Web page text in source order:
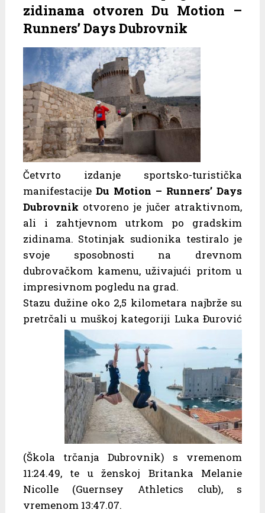
zidinama otvoren Du Motion –
Runners’ Days Dubrovnik
Četvrto izdanje sportsko-turistička
manifestacije Du Motion – Runners’ Days
Dubrovnik otvoreno je jučer atraktivnom,
ali i zahtjevnom utrkom po gradskim
zidinama. Stotinjak sudionika testiralo je
svoje sposobnosti na drevnom
dubrovačkom kamenu, uživajući pritom u
impresivnom pogledu na grad.
Stazu dužine oko 2,5 kilometara najbrže su
pretrčali u muškoj kategoriji Luka Đurović
(Škola trčanja Dubrovnik) s vremenom
11:24.49, te u ženskoj Britanka Melanie
Nicolle (Guernsey Athletics club), s
vremenom 13:47.07.